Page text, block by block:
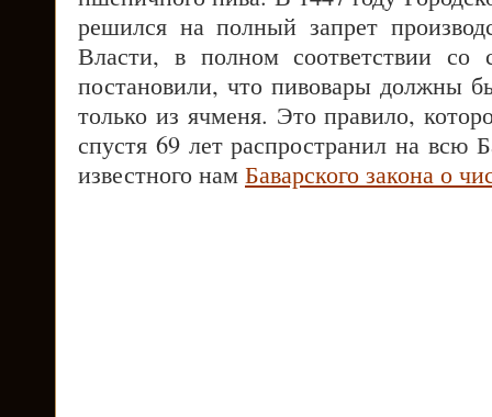
решился на полный запрет
Власти, в полном соответствии со
постановили, что пивовары должны
только из ячменя. Это правило,
спустя 69 лет распространил на всю
известного нам Баварского закона о